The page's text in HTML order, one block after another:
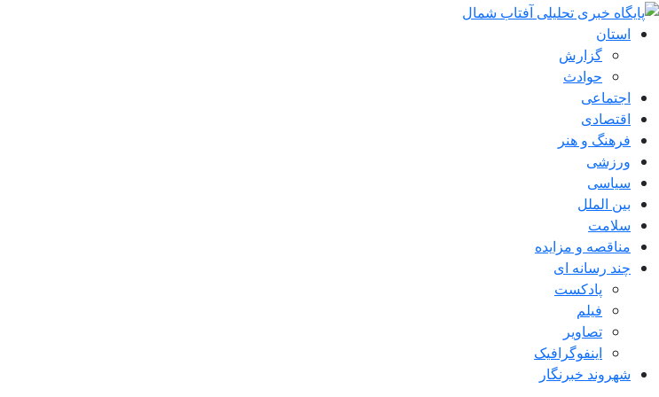
استان
گزارش
حوادث
اجتماعی
اقتصادی
فرهنگ و هنر
ورزشی
سیاسی
بین الملل
سلامت
مناقصه و مزایده
چند رسانه ای
پادکست
فیلم
تصاویر
اینفوگرافیک
شهروند خبرنگار